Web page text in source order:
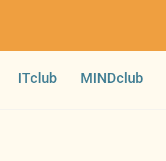
ITclub MINDclub